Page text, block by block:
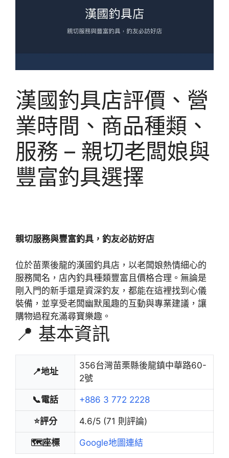
漢國釣具店評價、營
業時間、商品種類、
服務 – 親切老闆娘與
豐富釣具選擇
親切服務與豐富釣具，釣友必訪好店
位於苗栗後龍的漢國釣具店，以老闆娘熱情細心的
服務聞名，店內釣具種類豐富且價格合理。無論是
剛入門的新手還是資深釣友，都能在這裡找到心儀
裝備，並享受老闆幽默風趣的互動與專業建議，讓
購物過程充滿尋寶樂趣。
📍 基本資訊
📍地址
356台灣苗栗縣後龍鎮中華路60-
2號
📞電話 +886 3 772 2228
⭐評分 4.6/5 (71 則評論)
🗺️座標 Google地圖連結